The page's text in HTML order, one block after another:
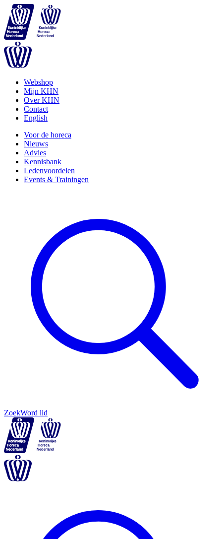
Webshop
Mijn KHN
Over KHN
Contact
English
Voor de horeca
Nieuws
Advies
Kennisbank
Ledenvoordelen
Events & Trainingen
ZoekWord lid